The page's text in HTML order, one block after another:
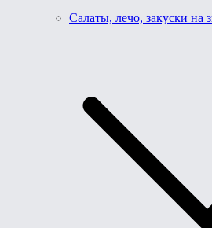
Салаты, лечо, закуски на